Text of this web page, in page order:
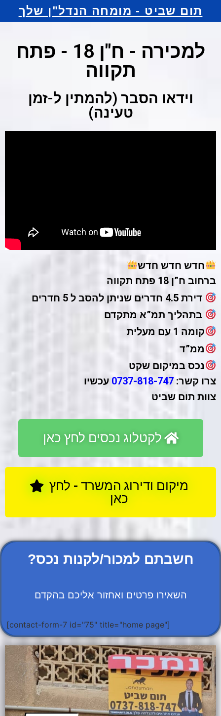
תום שביט - מומחה הנדל"ן שלך
למכירה - ח"ן 18 - פתח
תקווה
וידאו הסבר (להמתין ל-זמן
טעינה)
חדש חדש חדש
ברחוב ח”ן 18 פתח תקווה
דירת 4.5 חדרים שניתן להסב ל 5 חדרים
בתהליך תמ”א מתקדם
קומה 1 עם מעלית
ממ”ד
נכס במיקום שקט
צרו קשר: 0737-818-747 עכשיו
צוות תום שביט
לקטלוג נכסים לחץ כאן
מיקום ודירוג המשרד - לחץ
כאן
?חשבתם למכור/לקנות נכס
השאירו פרטים ואחזור אליכם בהקדם
[contact-form-7 id="75" title="home page"]